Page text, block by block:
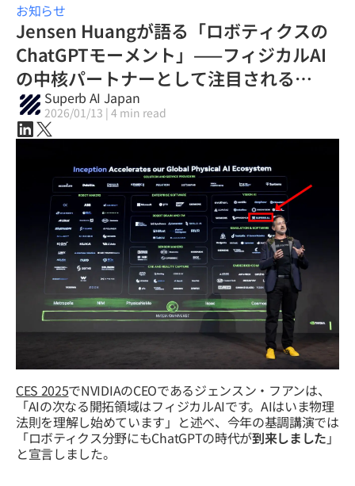
お知らせ
Jensen Huangが語る「ロボティクスの
ChatGPTモーメント」——フィジカルAI
の中核パートナーとして注目される
Superb AI
Superb AI Japan
2026/01/13 | 4 min read
CES 2025でNVIDIAのCEOであるジェンスン・フアンは、
「AIの次なる開拓領域はフィジカルAIです。AIはいま物理
法則を理解し始めています」と述べ、今年の基調講演では
「ロボティクス分野にもChatGPTの時代が到来しました 」
と宣言しました。